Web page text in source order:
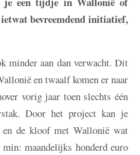
bevreemdend initiatief,
minder aan dan verwacht. Dit
en twaalf komen er naar
vorig jaar toen slechts één
Door het project kan je
en de kloof met Wallonië wat
maandelijks honderd euro